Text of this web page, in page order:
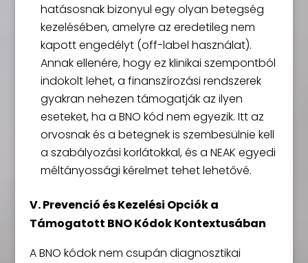
hatásosnak bizonyul egy olyan betegség
kezelésében, amelyre az eredetileg nem
kapott engedélyt (off-label használat).
Annak ellenére, hogy ez klinikai szempontból
indokolt lehet, a finanszírozási rendszerek
gyakran nehezen támogatják az ilyen
eseteket, ha a BNO kód nem egyezik. Itt az
orvosnak és a betegnek is szembesülnie kell
a szabályozási korlátokkal, és a NEAK egyedi
méltányossági kérelmet tehet lehetővé.
V. Prevenció és Kezelési Opciók a
Támogatott BNO Kódok Kontextusában
A BNO kódok nem csupán diagnosztikai